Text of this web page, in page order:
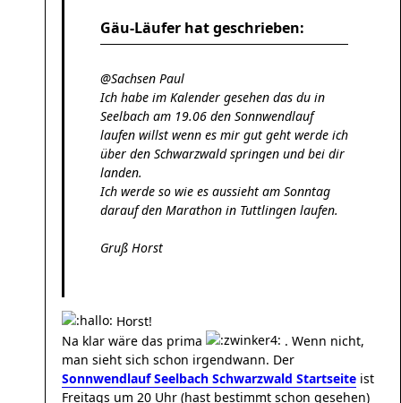
Gäu-Läufer hat geschrieben:
@Sachsen Paul
Ich habe im Kalender gesehen das du in
Seelbach am 19.06 den Sonnwendlauf
laufen willst wenn es mir gut geht werde ich
über den Schwarzwald springen und bei dir
landen.
Ich werde so wie es aussieht am Sonntag
darauf den Marathon in Tuttlingen laufen.
Gruß Horst
Horst!
Na klar wäre das prima
. Wenn nicht,
man sieht sich schon irgendwann. Der
Sonnwendlauf Seelbach Schwarzwald Startseite ist
Freitags um 20 Uhr (hast bestimmt schon gesehen)